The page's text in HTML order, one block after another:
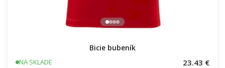
Bicie bubeník
NA SKLADE 23.43 €